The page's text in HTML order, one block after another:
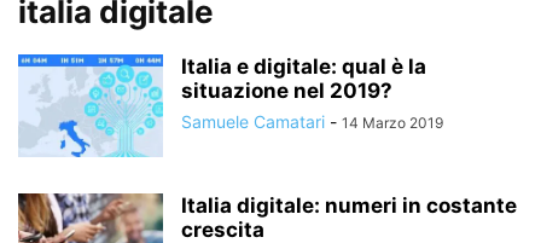
italia digitale
Italia e digitale: qual è la
situazione nel 2019?
Samuele Camatari - 14 Marzo 2019
Italia digitale: numeri in costante
crescita